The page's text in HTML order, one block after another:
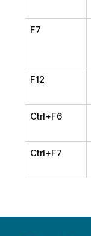
F7
F12
Ctrl+F6
Ctrl+F7